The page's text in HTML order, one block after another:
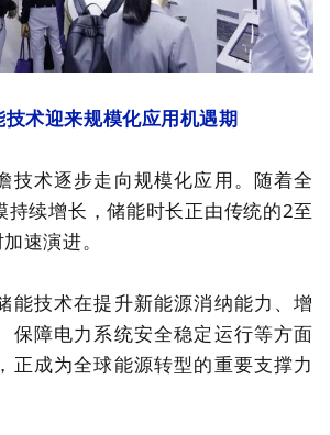
技术迎来规模化应用机遇期
技术逐步走向规模化应用。随着全
持续增长，储能时长正由传统的2至
速演进。
能技术在提升新能源消纳能力、增
保障电力系统安全稳定运行等方面
正成为全球能源转型的重要支撑力